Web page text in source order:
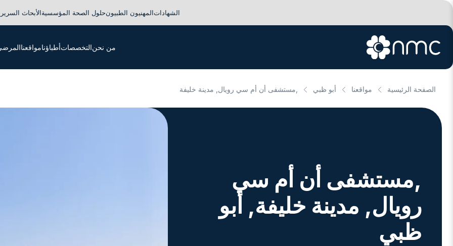
الشهاداتالمهنيون الطبيونحلول الصحة المؤسسيةالأبحاث
من نحنالتخصصاتأطباؤنامواقعنا
الصفحة الرئيسية مواقعنا أبو ظبي ,مستشفى أن أم سي رويال, مدينة خليفة
,مستشفى أن أم سي
رويال, مدينة خليفة, أبو
ظبي